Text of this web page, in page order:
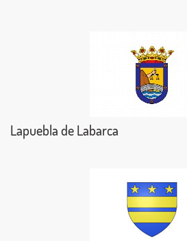
Lapuebla de Labarca